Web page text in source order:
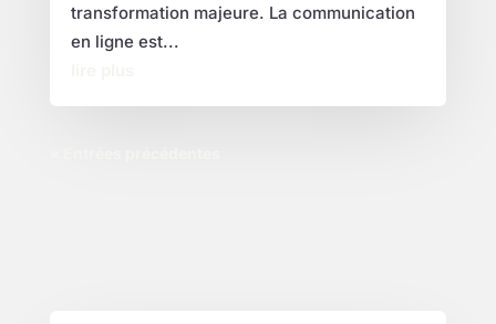
transformation majeure. La communication
en ligne est...